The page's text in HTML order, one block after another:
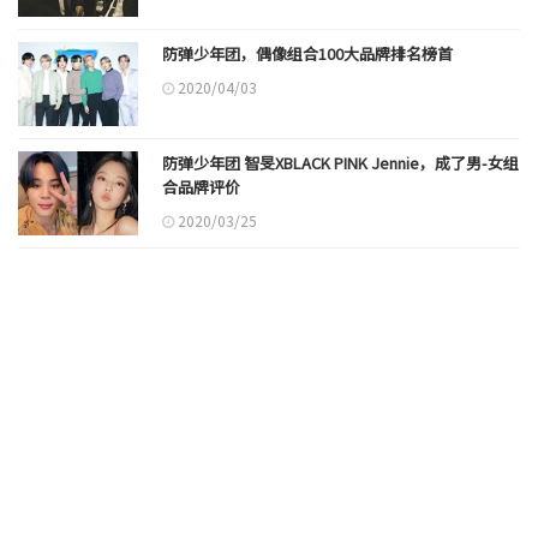
防弹少年团，偶像组合100大品牌排名榜首
2020/04/03
防弹少年团 智旻XBLACK PINK Jennie，成了男-女组
合品牌评价
2020/03/25